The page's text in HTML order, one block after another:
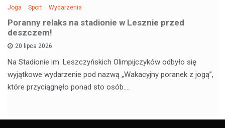
Joga Sport Wydarzenia
Poranny relaks na stadionie w Lesznie przed
deszczem!
20 lipca 2026
Na Stadionie im. Leszczyńskich Olimpijczyków odbyło się
wyjątkowe wydarzenie pod nazwą „Wakacyjny poranek z jogą”,
które przyciągnęło ponad sto osób.…